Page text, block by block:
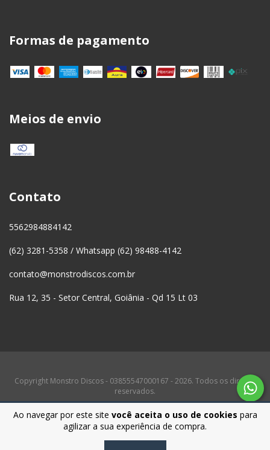
Ao navegar por este site você aceita o uso de cookies para
agilizar a sua experiência de compra.
Formas de pagamento
Meios de envio
Contato
5562984884142
(62) 3281-5358 / Whatsapp (62) 98488-4142
contato@monstrodiscos.com.br
Rua 12, 35 - Setor Central, Goiânia - Qd 15 Lt 03
Copyright Monstro Discos - 03855547000167 - 2026. Todos os direitos
reservados.